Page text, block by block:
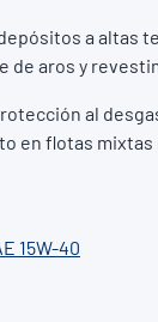
a altas
de aros y
al
en flotas mixtas
15W-40